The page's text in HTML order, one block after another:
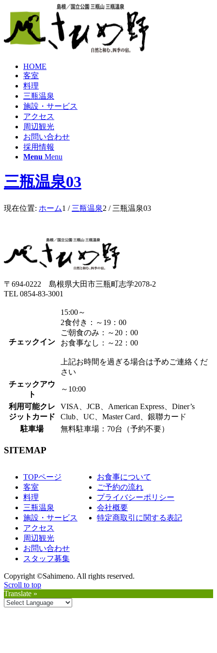
HOME
客室
料理
三瓶温泉
施設・サービス
アクセス
周辺観光
お問い合わせ
採用情報
Menu Menu
三瓶温泉03
現在位置: ホーム1 / 三瓶温泉2 / 三瓶温泉03
〒694-0222 島根県大田市三瓶町志学2078-2
TEL 0854-83-3001
チェックイン
15:00～
2食付き：～19：00
ご朝食のみ：～20：00
お食事なし：～22：00
上記お時間を過ぎる場合は予めご連絡くだ
さい
チェックアウ
ト
～10:00
利用可能クレ
ジットカード
VISA、JCB、American Express、Diner’s
Club、UC、Master Card、銀聯カード
駐車場
無料駐車場：70台（予約不要）
SITEMAP
TOPページ
客室
料理
三瓶温泉
施設・サービス
アクセス
周辺観光
お問い合わせ
スタッフ募集
お食事について
ご予約の流れ
プライバシーポリシー
会社概要
特定商取引に関する表記
Copyright ©Sahimeno. All rights reserved.
Scroll to top
Translate »